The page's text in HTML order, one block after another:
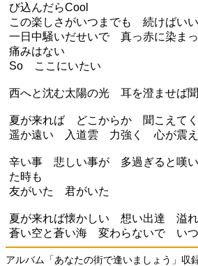
び込んだらCool
この楽しさがいつまでも 続けばい
一日中騒いだせいで 真っ赤に染ま
痛みはない
So ここにいたい
西へと沈む太陽の光 耳を澄ませば
夏が来れば どこからか 聞こえて
遥か遠い 入道雲 力強く 心が震え
辛い事 悲しい事が 多過ぎると嘆
た時も
友がいた 君がいた
夏が来れば懐かしい 想い出達 溢れ
蒼い空と蒼い海 変わらないで いつ
アルバム「あなたの街で逢いましょう」収